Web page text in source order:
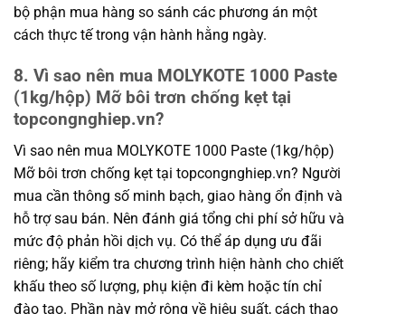
bộ phận mua hàng so sánh các phương án một
cách thực tế trong vận hành hằng ngày.
8. Vì sao nên mua MOLYKOTE 1000 Paste
(1kg/hộp) Mỡ bôi trơn chống kẹt tại
topcongnghiep.vn?
Vì sao nên mua MOLYKOTE 1000 Paste (1kg/hộp)
Mỡ bôi trơn chống kẹt tại topcongnghiep.vn? Người
mua cần thông số minh bạch, giao hàng ổn định và
hỗ trợ sau bán. Nên đánh giá tổng chi phí sở hữu và
mức độ phản hồi dịch vụ. Có thể áp dụng ưu đãi
riêng; hãy kiểm tra chương trình hiện hành cho chiết
khấu theo số lượng, phụ kiện đi kèm hoặc tín chỉ
đào tạo. Phần này mở rộng về hiệu suất, cách thao